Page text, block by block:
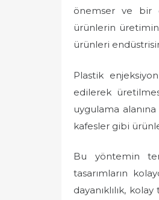
o
önemser ve bir
ürünlerin
ürünleri
Plastik
edilerek
uygulama
kafesler gibi
Bu yöntemin
tasarımların
dayanıklılık,